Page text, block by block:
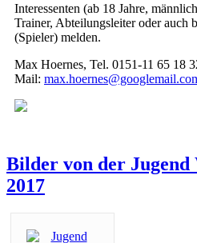
Interessenten (ab 18 Jahre,
Trainer, Abteilungsleiter oder auch
(Spieler) melden.
Max Hoernes, Tel. 0151-11 65 18
Mail:
Bilder von der Jugend
2017